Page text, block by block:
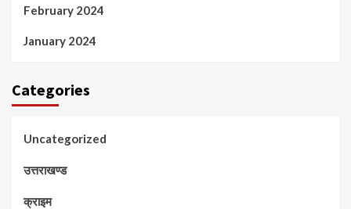
February 2024
January 2024
Categories
Uncategorized
उत्तराखण्ड
क्राइम